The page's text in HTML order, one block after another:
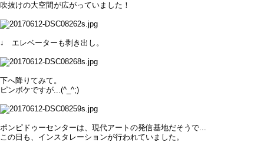
吹抜けの大空間が広がっていました！
↓ エレベーターも剥き出し。
下へ降りてみて。
ピンボケですが...(^_^;)
ポンピドゥーセンターは、現代アートの発信基地だそうで...
この日も、インスタレーションが行われていました。